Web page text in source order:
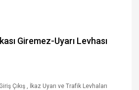
Giremez-Uyarı Levhası
Giriş Çıkış , İkaz Uyarı ve Trafik Levhaları